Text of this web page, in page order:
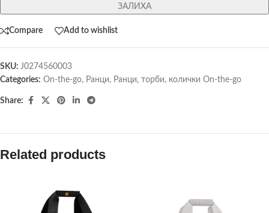
ЗАЛИХА
Compare Add to wishlist
SKU: J0274560003
Categories: On-the-go, Ранци, Ранци, торби, колички On-the-go
Share:
Related products